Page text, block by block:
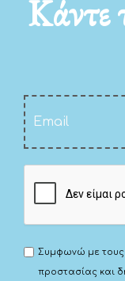
Κάντε
Συμφωνώ με
προστασίας και